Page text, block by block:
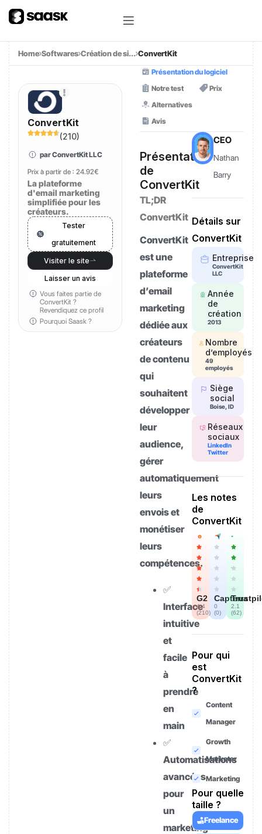
Home Softwares Création de si... ConvertKit
ConvertKit
(210)
par ConvertKit LLC
Prix à partir de : 24.92€
La plateforme
d'email marketing
simplifiée pour les
créateurs.
Tester
gratuitement
Visiter le site
Laisser un avis
Vous faites partie de
ConvertKit ?
Revendiquez ce profil
Pourquoi Saask ?
Présentation du logiciel
Notre test
Prix
Alternatives
Avis
Présentation
de
ConvertKit
TL;DR
ConvertKit
ConvertKit
est une
plateforme
d’email
marketing
dédiée aux
créateurs
de contenu
qui
souhaitent
développer
leur
audience,
gérer
automatiquement
leurs
envois et
monétiser
leurs
compétences.
✅
Interface
intuitive
et
facile
à
prendre
en
main
✅
Automatisations
avancées
pour
un
marketing
CEO
Nathan
Barry
Détails sur
ConvertKit
Entreprise
ConvertKit
LLC
Année
de
création
2013
Nombre
d’employés
49
employés
Siège
social
Boise, ID
Réseaux
sociaux
LinkedIn
Twitter
Les notes
de
ConvertKit
G2
4.4
(210)
Capterra
0
(0)
2.1
(62)
Pour qui
est
ConvertKit
?
Content
Manager
Growth
Marketer
Marketing
Pour quelle
taille ?
Freelance